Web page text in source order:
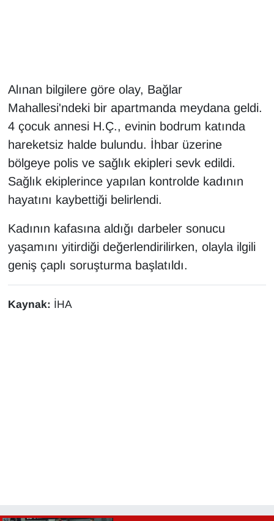
Alınan bilgilere göre olay, Bağlar
Mahallesi'ndeki bir apartmanda meydana geldi.
4 çocuk annesi H.Ç., evinin bodrum katında
hareketsiz halde bulundu. İhbar üzerine
bölgeye polis ve sağlık ekipleri sevk edildi.
Sağlık ekiplerince yapılan kontrolde kadının
hayatını kaybettiği belirlendi.
Kadının kafasına aldığı darbeler sonucu
yaşamını yitirdiği değerlendirilirken, olayla ilgili
geniş çaplı soruşturma başlatıldı.
Kaynak: İHA
HABERDE İNSAN
İngilizce
Kamu Alımları
Kültür & Sanat
KURDÎ